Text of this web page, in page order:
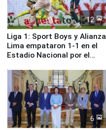
12
Liga 1: Sport Boys y Alianza
Lima empataron 1-1 en el
Estadio Nacional por el
6